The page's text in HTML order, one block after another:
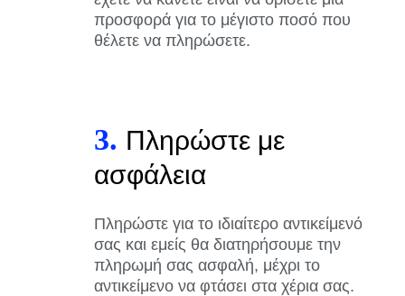
προσφορά για το μέγιστο ποσό που
θέλετε να πληρώσετε.
3. Πληρώστε με
ασφάλεια
Πληρώστε για το ιδιαίτερο αντικείμενό
σας και εμείς θα διατηρήσουμε την
πληρωμή σας ασφαλή, μέχρι το
αντικείμενο να φτάσει στα χέρια σας.